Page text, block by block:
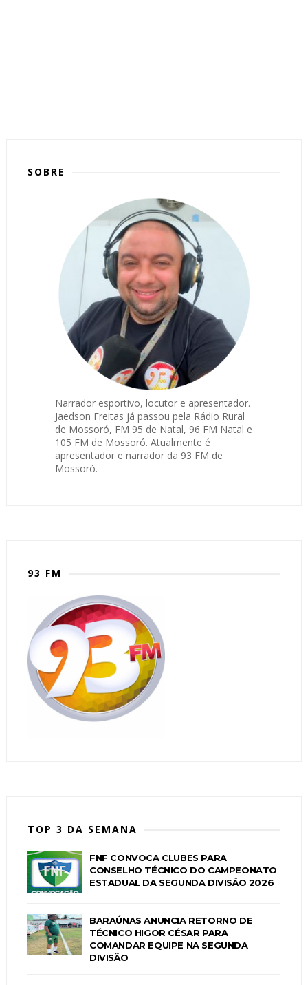
SOBRE
Narrador esportivo, locutor e apresentador.
Jaedson Freitas já passou pela Rádio Rural
de Mossoró, FM 95 de Natal, 96 FM Natal e
105 FM de Mossoró. Atualmente é
apresentador e narrador da 93 FM de
Mossoró.
93 FM
TOP 3 DA SEMANA
FNF CONVOCA CLUBES PARA
CONSELHO TÉCNICO DO CAMPEONATO
ESTADUAL DA SEGUNDA DIVISÃO 2026
BARAÚNAS ANUNCIA RETORNO DE
TÉCNICO HIGOR CÉSAR PARA
COMANDAR EQUIPE NA SEGUNDA
DIVISÃO